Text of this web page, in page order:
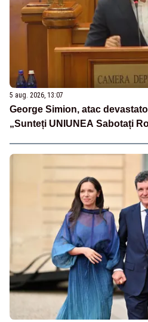
5 aug. 2026, 13:07
George Simion, atac
„Sunteți UNIUNEA Sabotați